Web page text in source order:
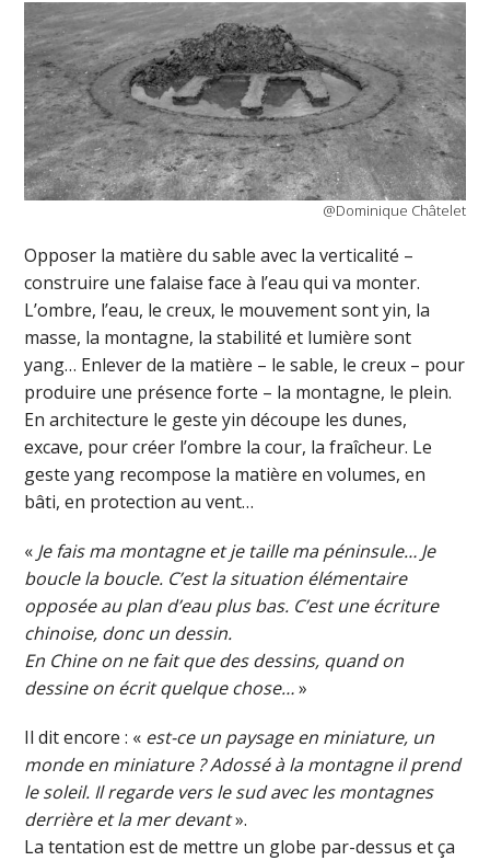
@Dominique Châtelet
Opposer la matière du sable avec la verticalité –
construire une falaise face à l’eau qui va monter.
L’ombre, l’eau, le creux, le mouvement sont yin, la
masse, la montagne, la stabilité et lumière sont
yang… Enlever de la matière – le sable, le creux – pour
produire une présence forte – la montagne, le plein.
En architecture le geste yin découpe les dunes,
excave, pour créer l’ombre la cour, la fraîcheur. Le
geste yang recompose la matière en volumes, en
bâti, en protection au vent…
« Je fais ma montagne et je taille ma péninsule… Je
boucle la boucle. C’est la situation élémentaire
opposée au plan d’eau plus bas. C’est une écriture
chinoise, donc un dessin.
En Chine on ne fait que des dessins, quand on
dessine on écrit quelque chose…»
Il dit encore : « est-ce un paysage en miniature, un
monde en miniature ? Adossé à la montagne il prend
le soleil. Il regarde vers le sud avec les montagnes
derrière et la mer devant».
La tentation est de mettre un globe par-dessus et ça